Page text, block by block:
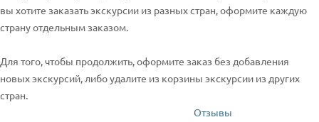
вы хотите заказать экскурсии из разных стран, оформите каждую
страну отдельным заказом.
Для того, чтобы продолжить, оформите заказ без добавления
новых экскурсий, либо удалите из корзины экскурсии из других
стран.
Отзывы